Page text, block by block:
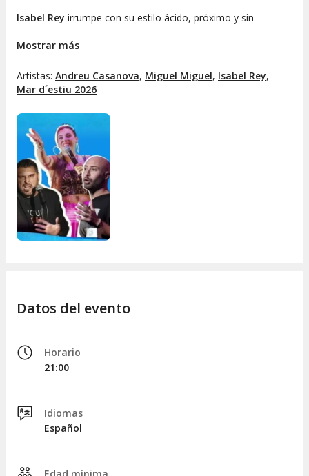
Isabel Rey irrumpe con su estilo ácido, próximo y sin
seguidores: nostalgia dosmilera, cultura de barrio y verdades
improvisación, actitud y un final que no deja indiferente.
Tres estilos, tres universos... y una sola misión: que salgas del
festivalMar d’Estiu
¿Qué incluye la entrada VIP Concert & Garden
Experience?
categoría en el palco del festival.
Acceso prioritario al recinto a través de un carril
dedicado.
Acceso exclusivo al espacio VIP Garden Experience
durante la previa del concierto.
Degustación de buffet gastronómico (comida y
Plaza de aparcamiento reservada.
Mostrar más
Artistas: Andreu Casanova, Miguel Miguel, Isabel Rey,
Mar d´estiu 2026
Datos del evento
Horario
21:00
Idiomas
Español